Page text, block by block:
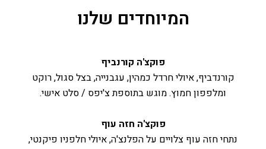
המיוחדים שלנו
פוקצ'ה קורנביף
קורנדביף, איולי חרדל כמהין, עגבנייה, בצל סגול, רוקט
ומלפפון חמוץ. מוגש בתוספת צ'יפס / סלט אישי.
פוקצ'ה חזה עוף
נתחי חזה עוף צלויים על הפלנצ'ה, איולי חלפניו פיקנטי,